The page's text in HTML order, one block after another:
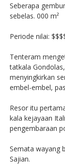
Seberapa
sebelas. 000 m²
Periode nilai:
Tenteram
tatkala
menyingkirkan
embel-embel,
Resor itu
kala kejayaan
pengembaraan
Semata wayang
Sajian.